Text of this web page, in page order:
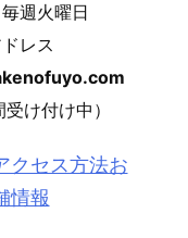
週火曜日
ドレス
受け付け中）
クセス方法お
情報